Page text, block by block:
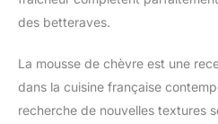
des betteraves.
La mousse de chèvre est une
dans la cuisine française
recherche de nouvelles textures